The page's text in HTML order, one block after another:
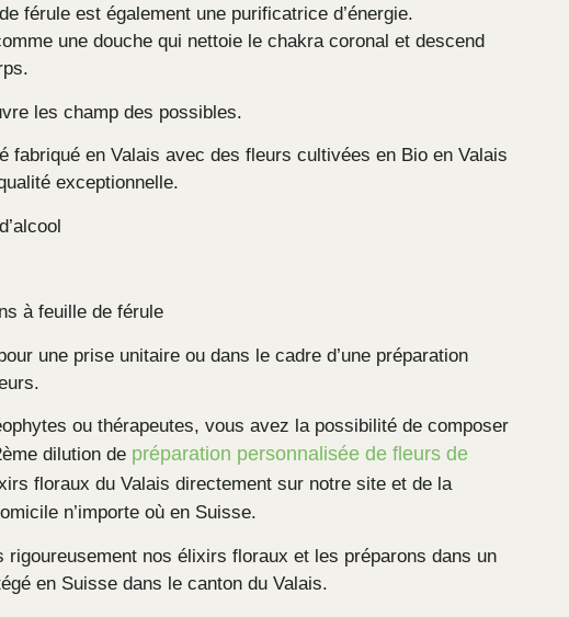
férule est également une purificatrice d’énergie.
une douche qui nettoie le chakra coronal et descend
les champ des possibles.
fabriqué en Valais avec des fleurs cultivées en Bio en Valais
exceptionnelle.
à feuille de férule
une prise unitaire ou dans le cadre d’une préparation
ou thérapeutes, vous avez la possibilité de composer
dilution de préparation personnalisée de fleurs de
floraux du Valais directement sur notre site et de la
n’importe où en Suisse.
rigoureusement nos élixirs floraux et les préparons dans un
en Suisse dans le canton du Valais.